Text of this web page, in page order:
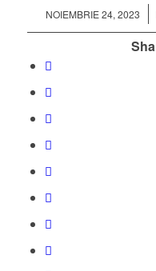
NOIEMBRIE 24, 2023
/